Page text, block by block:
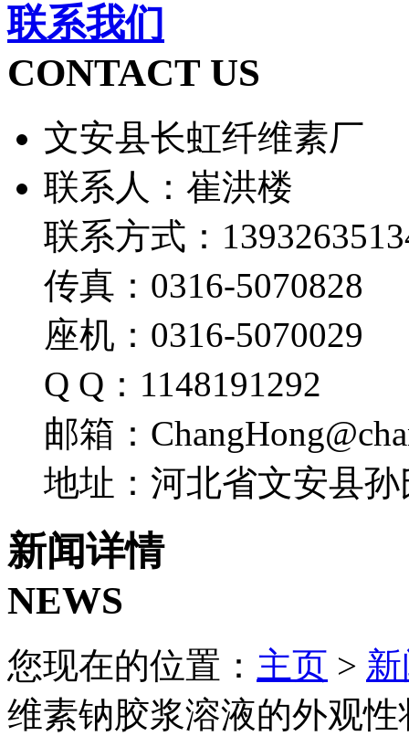
联系我们
CONTACT US
文安县长虹纤维素厂
联系人：崔洪楼
联系方式：
传真：0316-5070828
座机：0316-5070029
Q Q：1148191292
邮箱：
地址：河北省文安县
新闻详情
NEWS
您现在的位置： 主页 >
维素钠胶浆溶液的外观性